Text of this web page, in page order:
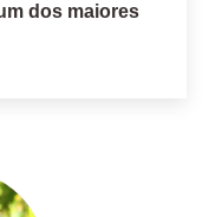
dos maiores